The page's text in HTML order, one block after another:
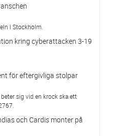
i Stockholm.
kring cyberattacken 3-19
för eftergivliga stolpar
sig vid en krock ska ett
och Cardis monter på